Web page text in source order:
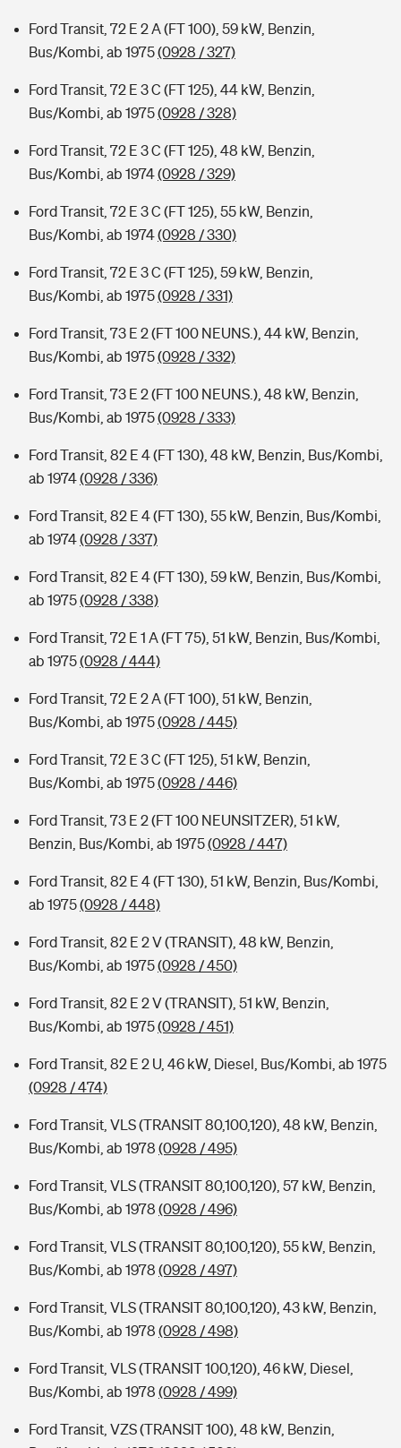
Ford Transit, 72 E 2 A (FT 100), 59 kW, Benzin,
Bus/Kombi, ab 1975(0928 / 327)
Ford Transit, 72 E 3 C (FT 125), 44 kW, Benzin,
Bus/Kombi, ab 1975(0928 / 328)
Ford Transit, 72 E 3 C (FT 125), 48 kW, Benzin,
Bus/Kombi, ab 1974(0928 / 329)
Ford Transit, 72 E 3 C (FT 125), 55 kW, Benzin,
Bus/Kombi, ab 1974(0928 / 330)
Ford Transit, 72 E 3 C (FT 125), 59 kW, Benzin,
Bus/Kombi, ab 1975(0928 / 331)
Ford Transit, 73 E 2 (FT 100 NEUNS.), 44 kW, Benzin,
Bus/Kombi, ab 1975(0928 / 332)
Ford Transit, 73 E 2 (FT 100 NEUNS.), 48 kW, Benzin,
Bus/Kombi, ab 1975(0928 / 333)
Ford Transit, 82 E 4 (FT 130), 48 kW, Benzin, Bus/Kombi,
ab 1974(0928 / 336)
Ford Transit, 82 E 4 (FT 130), 55 kW, Benzin, Bus/Kombi,
ab 1974(0928 / 337)
Ford Transit, 82 E 4 (FT 130), 59 kW, Benzin, Bus/Kombi,
ab 1975(0928 / 338)
Ford Transit, 72 E 1 A (FT 75), 51 kW, Benzin, Bus/Kombi,
ab 1975(0928 / 444)
Ford Transit, 72 E 2 A (FT 100), 51 kW, Benzin,
Bus/Kombi, ab 1975(0928 / 445)
Ford Transit, 72 E 3 C (FT 125), 51 kW, Benzin,
Bus/Kombi, ab 1975(0928 / 446)
Ford Transit, 73 E 2 (FT 100 NEUNSITZER), 51 kW,
Benzin, Bus/Kombi, ab 1975(0928 / 447)
Ford Transit, 82 E 4 (FT 130), 51 kW, Benzin, Bus/Kombi,
ab 1975(0928 / 448)
Ford Transit, 82 E 2 V (TRANSIT), 48 kW, Benzin,
Bus/Kombi, ab 1975(0928 / 450)
Ford Transit, 82 E 2 V (TRANSIT), 51 kW, Benzin,
Bus/Kombi, ab 1975(0928 / 451)
Ford Transit, 82 E 2 U, 46 kW, Diesel, Bus/Kombi, ab 1975
(0928 / 474)
Ford Transit, VLS (TRANSIT 80,100,120), 48 kW, Benzin,
Bus/Kombi, ab 1978 (0928 / 495)
Ford Transit, VLS (TRANSIT 80,100,120), 57 kW, Benzin,
Bus/Kombi, ab 1978 (0928 / 496)
Ford Transit, VLS (TRANSIT 80,100,120), 55 kW, Benzin,
Bus/Kombi, ab 1978 (0928 / 497)
Ford Transit, VLS (TRANSIT 80,100,120), 43 kW, Benzin,
Bus/Kombi, ab 1978 (0928 / 498)
Ford Transit, VLS (TRANSIT 100,120), 46 kW, Diesel,
Bus/Kombi, ab 1978 (0928 / 499)
Ford Transit, VZS (TRANSIT 100), 48 kW, Benzin,